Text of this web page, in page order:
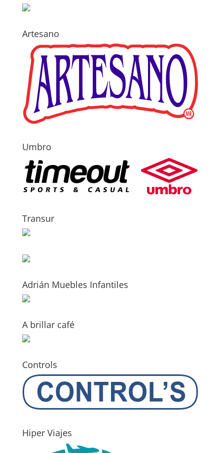
Artesano
Umbro
Transur
Adrián Muebles Infantiles
A brillar café
Controls
Hiper Viajes